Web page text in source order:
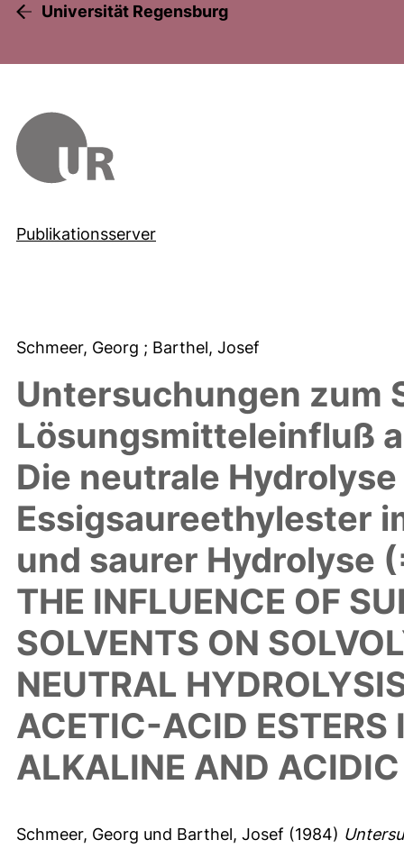
Universität Regensburg
Publikationsserver
Schmeer, Georg ; Barthel, Josef
Untersuchungen zum
Lösungsmitteleinfluß
Die neutrale
Essigsaureethylester
und saurer Hydrolyse
THE INFLUENCE OF
SOLVENTS ON
NEUTRAL
ACETIC-ACID ESTERS
ALKALINE AND
Schmeer, Georg und Barthel, Josef (1984)